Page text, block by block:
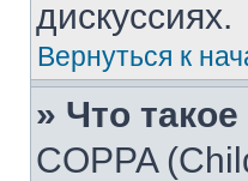
дискуссиях.
Вернуться к
» Что
COPPA